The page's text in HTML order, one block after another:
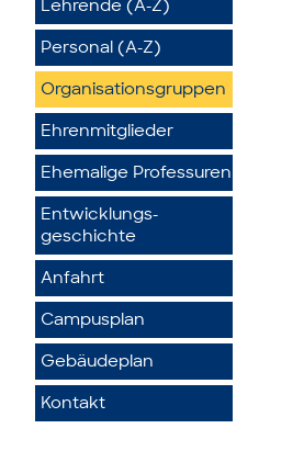
Lehrende (A-Z)
Personal (A-Z)
Organisationsgruppen
Ehrenmitglieder
Ehemalige Professuren
Entwicklungs­
geschichte
Anfahrt
Campusplan
Gebäudeplan
Kontakt